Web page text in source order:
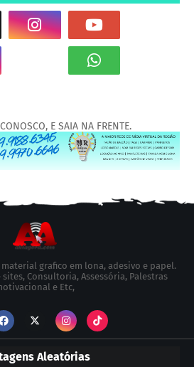
E SAIA NA FRENTE.
grafico em lona, adesivo e papel.
Consultoria, Assessória, Palestras
e Etc,
Aleatórias